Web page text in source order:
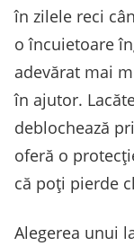
în zilele reci
o încuietoare
adevărat mai
în ajutor.
deblochează
oferă o
că poți pierde
Alegerea unui